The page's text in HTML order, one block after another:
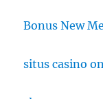
Bonus New
situs casino